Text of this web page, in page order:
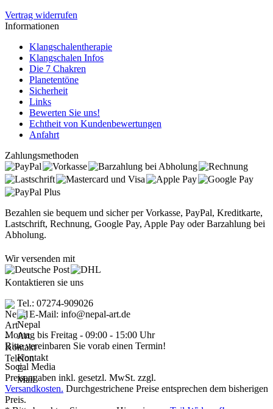
Vertrag widerrufen
Informationen
Klangschalentherapie
Klangschalen Infos
Die 7 Chakren
Planetentöne
Sicherheit
Links
Bewerten Sie uns!
Echtheit von Kundenbewertungen
Anfahrt
Zahlungsmethoden
Bezahlen sie bequem und sicher per Vorkasse, PayPal, Kreditkarte,
Lastschrift, Rechnung, Google Pay, Apple Pay oder Barzahlung bei
Abholung.
Wir versenden mit
Kontaktieren sie uns
Tel.: 07274-909026
E-Mail: info@nepal-art.de
Montag bis Freitag - 09:00 - 15:00 Uhr
Bitte vereinbaren Sie vorab einen Termin!
Social Media
Preisangaben inkl. gesetzl. MwSt. zzgl.
Versandkosten. Durchgestrichene Preise entsprechen dem bisherigen
Preis.